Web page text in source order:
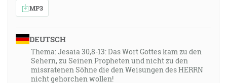
MP3
DEUTSCH
Thema: Jesaia 30,8-13: Das Wort Gottes kam zu den
Sehern, zu Seinen Propheten und nicht zu den
missratenen Söhne die den Weisungen des HERRN
nicht gehorchen wollen!